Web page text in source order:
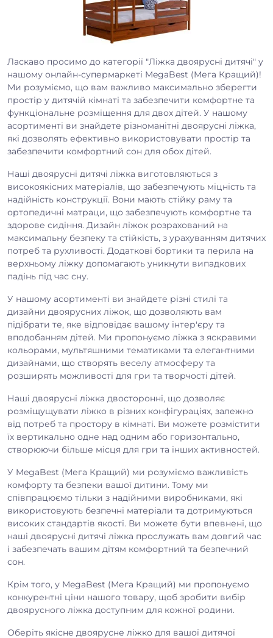
Ласкаво просимо до категорії "Ліжка двоярусні дитячі" у
нашому онлайн-супермаркеті MegaBest (Мега Кращий)!
Ми розуміємо, що вам важливо максимально зберегти
простір у дитячій кімнаті та забезпечити комфортне та
функціональне розміщення для двох дітей. У нашому
асортименті ви знайдете різноманітні двоярусні ліжка,
які дозволять ефективно використовувати простір та
забезпечити комфортний сон для обох дітей.
Наші двоярусні дитячі ліжка виготовляються з
високоякісних матеріалів, що забезпечують міцність та
надійність конструкції. Вони мають стійку раму та
ортопедичні матраци, що забезпечують комфортне та
здорове сидіння. Дизайн ліжок розрахований на
максимальну безпеку та стійкість, з урахуванням дитячих
потреб та рухливості. Додаткові бортики та перила на
верхньому ліжку допомагають уникнути випадкових
падінь під час сну.
У нашому асортименті ви знайдете різні стилі та
дизайни двоярусних ліжок, що дозволяють вам
підібрати те, яке відповідає вашому інтер'єру та
вподобанням дітей. Ми пропонуємо ліжка з яскравими
кольорами, мультяшними тематиками та елегантними
дизайнами, що створять веселу атмосферу та
розширять можливості для гри та творчості дітей.
Наші двоярусні ліжка двосторонні, що дозволяє
розміщущувати ліжко в різних конфігураціях, залежно
від потреб та простору в кімнаті. Ви можете розмістити
їх вертикально одне над одним або горизонтально,
створюючи більше місця для гри та інших активностей.
У MegaBest (Мега Кращий) ми розуміємо важливість
комфорту та безпеки вашої дитини. Тому ми
співпрацюємо тільки з надійними виробниками, які
використовують безпечні матеріали та дотримуються
високих стандартів якості. Ви можете бути впевнені, що
наші двоярусні дитячі ліжка прослужать вам довгий час
і забезпечать вашим дітям комфортний та безпечний
сон.
Крім того, у MegaBest (Мега Кращий) ми пропонуємо
конкурентні ціни нашого товару, щоб зробити вибір
двоярусного ліжка доступним для кожної родини.
Оберіть якісне двоярусне ліжко для вашої дитячої